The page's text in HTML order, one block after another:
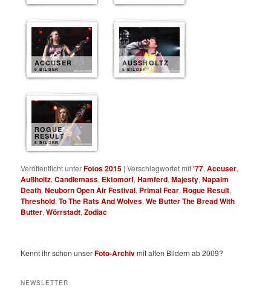
ACCUSER
6 BILDER
AUSSHOLTZ
5 BILDER
ROGUE
RESULT
6 BILDER
Veröffentlicht unterFotos 2015 |Verschlagwortet mit'77,Accuser,
Außholtz,Candlemass, Ektomorf,Hamferd,Majesty,Napalm
Death,Neuborn Open Air Festival, Primal Fear, Rogue Result,
Threshold,To The Rats And Wolves,We Butter The Bread With
Butter,Wörrstadt,Zodiac
Kennt ihr schon unserFoto-Archivmit alten Bildern ab 2009?
NEWSLETTER